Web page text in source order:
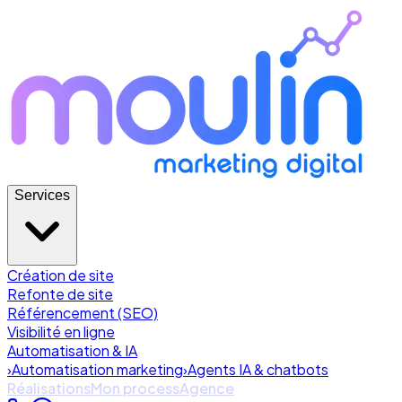
Services
Création de site
Refonte de site
Référencement (SEO)
Visibilité en ligne
Automatisation & IA
›Automatisation marketing›Agents IA & chatbots
RéalisationsMon processAgence